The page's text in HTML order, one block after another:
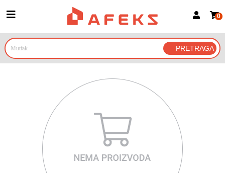
Prijava za članove
Prijavite se Google nalogom
0